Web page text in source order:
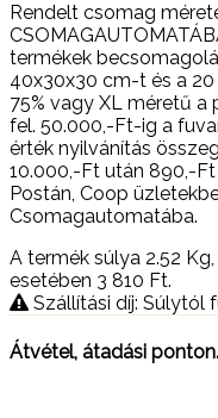
Rendelt csomag
termékek
40x30x30 cm-t és a
75% vagy XL méretű
fel. 50.000,-Ft-ig a
érték nyilvánítás
10.000,-Ft után 890,-
Postán, Coop
Csomagautomatába.
A termék súlya 2.52 Kg
esetében 3 810 Ft.
Szállítási díj: Súlytól
Átvétel, átadási ponton.